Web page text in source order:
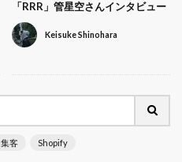
「RRR」管星空さんインタビュー
Keisuke Shinohara
集客 Shopify